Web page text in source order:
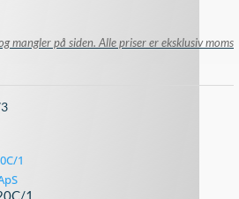
mangler på siden. Alle priser er eksklusiv moms
1